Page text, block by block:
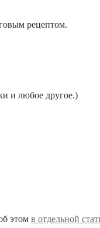
рецептом.
и любое другое.)
этом в отдельной